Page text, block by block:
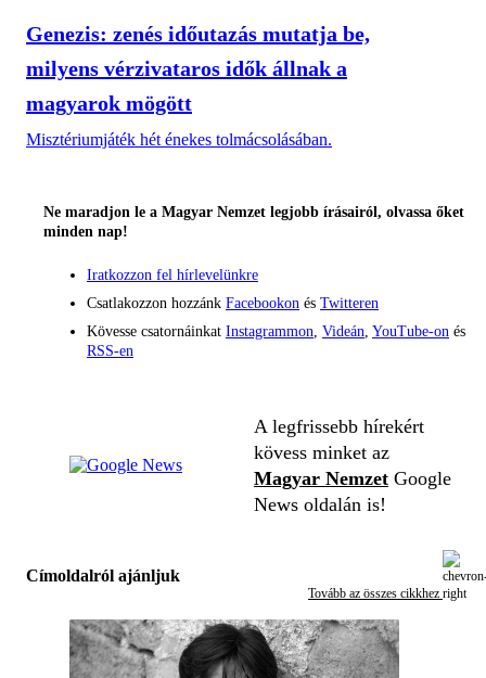
Genezis: zenés időutazás mutatja be,
milyens vérzivataros idők állnak a
magyarok mögött
Misztériumjáték hét énekes tolmácsolásában.
Ne maradjon le a Magyar Nemzet legjobb írásairól, olvassa őket
minden nap!
Iratkozzon fel hírlevelünkre
Csatlakozzon hozzánk Facebookon és Twitteren
Kövesse csatornáinkat Instagrammon Videán YouTube-on és
RSS-en
A legfrissebb hírekért
kövess minket az
Magyar Nemzet Google
News oldalán is!
Címoldalról ajánljuk
Tovább az összes cikkhez